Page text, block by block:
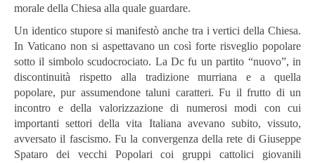
morale della Chiesa alla quale guardare.
Un identico stupore si manifestò anche tra i vertici della Chiesa.
In Vaticano non si aspettavano un così forte risveglio popolare
sotto il simbolo scudocrociato. La Dc fu un partito “nuovo”, in
discontinuità rispetto alla tradizione murriana e a quella
popolare, pur assumendone taluni caratteri. Fu il frutto di un
incontro e della valorizzazione di numerosi modi con cui
importanti settori della vita Italiana avevano subito, vissuto,
avversato il fascismo. Fu la convergenza della rete di Giuseppe
Spataro dei vecchi Popolari coi gruppi cattolici giovanili